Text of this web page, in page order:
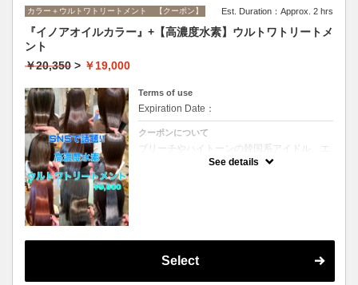
カラー＋ウルトワトリートメント 【クーポン】 Est. Duration：Approx. 2 hrs
『イノアオイルカラー』+【高濃度水素】ウルトワトリートメ
ント
￥20,350 > ￥19,000
Terms of use
Expiration Date：
クーポンについて
ブリーチやハイトーンの韓国系アイドル、エ
イジング毛にお悩みの美魔女も夢中！全ての
See details
Select